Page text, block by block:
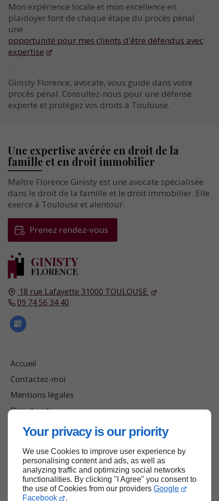
Your privacy is our priority
We use Cookies to improve user experience by
personalising content and ads, as well as
analyzing traffic and optimizing social networks
functionalities. By clicking "I Agree" you consent to
the use of Cookies from our providers Google
Facebook
.
Mon expérience locale et mon excellence en
plaidoyer font de chaque étape du procès pénal
une
opportunité pour mes clients d'être défendus avec
expertise
.
Ginisty Florence, avocate, vous guide dans votre
procès pénal. Consultez-nous pour une défense
experte et protégez vos droits à Toulouse.
GINISTY
FLORENCE
18 rue Lafayette 31000 TOULOUSE
09 74 56 34 40
Accueil
Contactez-moi
Mentions légales
Plan du site
Une expertise avérée en droit de la
famille et en droit immobilier
Maître Florence Ginisty est une avocate spécialisée
dans le droit de la famille et le droit immobilier. Elle
exerce à Toulouse et alentour.
Prenez rendez-vous
Haut de page